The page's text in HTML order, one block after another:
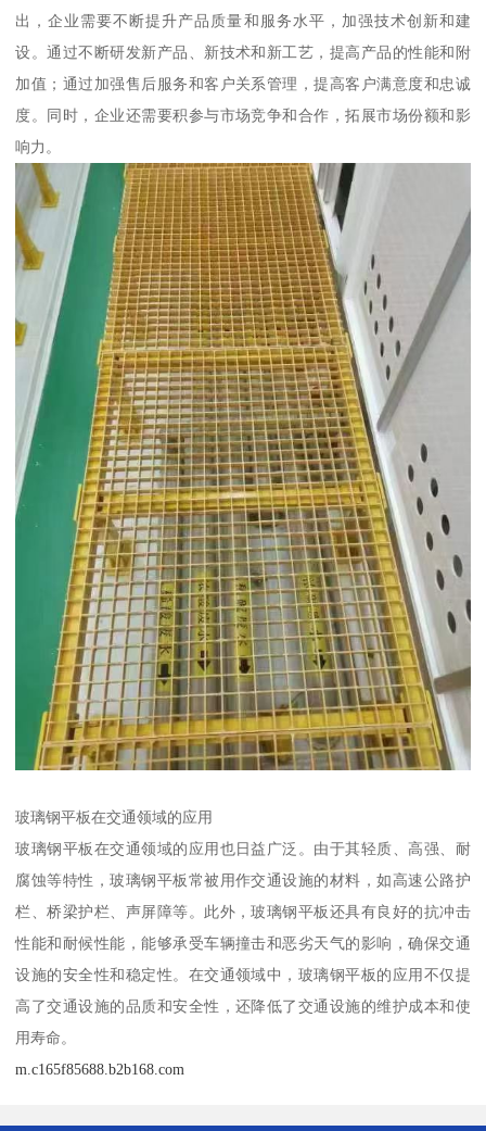
出，企业需要不断提升产品质量和服务水平，加强技术创新和建
设。通过不断研发新产品、新技术和新工艺，提高产品的性能和附
加值；通过加强售后服务和客户关系管理，提高客户满意度和忠诚
度。同时，企业还需要积参与市场竞争和合作，拓展市场份额和影
响力。
玻璃钢平板在交通领域的应用
玻璃钢平板在交通领域的应用也日益广泛。由于其轻质、高强、耐
腐蚀等特性，玻璃钢平板常被用作交通设施的材料，如高速公路护
栏、桥梁护栏、声屏障等。此外，玻璃钢平板还具有良好的抗冲击
性能和耐候性能，能够承受车辆撞击和恶劣天气的影响，确保交通
设施的安全性和稳定性。在交通领域中，玻璃钢平板的应用不仅提
高了交通设施的品质和安全性，还降低了交通设施的维护成本和使
用寿命。
m.c165f85688.b2b168.com